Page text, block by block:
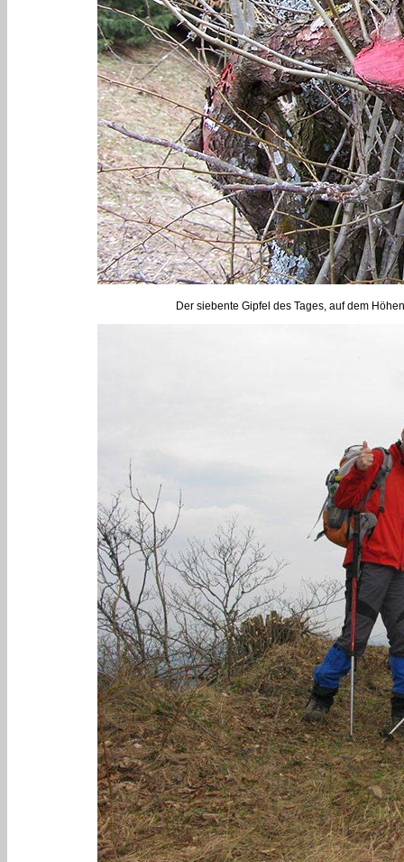
Der siebente Gipfel des Tages, auf dem